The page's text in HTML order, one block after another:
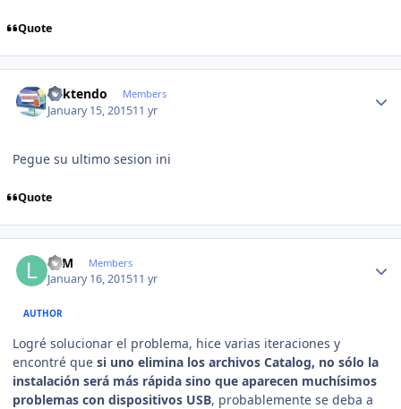
Quote
ricktendo Members
January 15, 201511 yr
Pegue su ultimo sesion ini
Quote
LFM Members
January 16, 201511 yr
AUTHOR
Logré solucionar el problema, hice varias iteraciones y
encontré que si uno elimina los archivos Catalog, no sólo la
instalación será más rápida sino que aparecen muchísimos
problemas con dispositivos USB, probablemente se deba a